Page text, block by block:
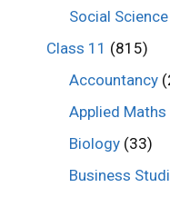
Social Science
Class 11 (815)
Accountancy
Applied Maths
Biology (33)
Business